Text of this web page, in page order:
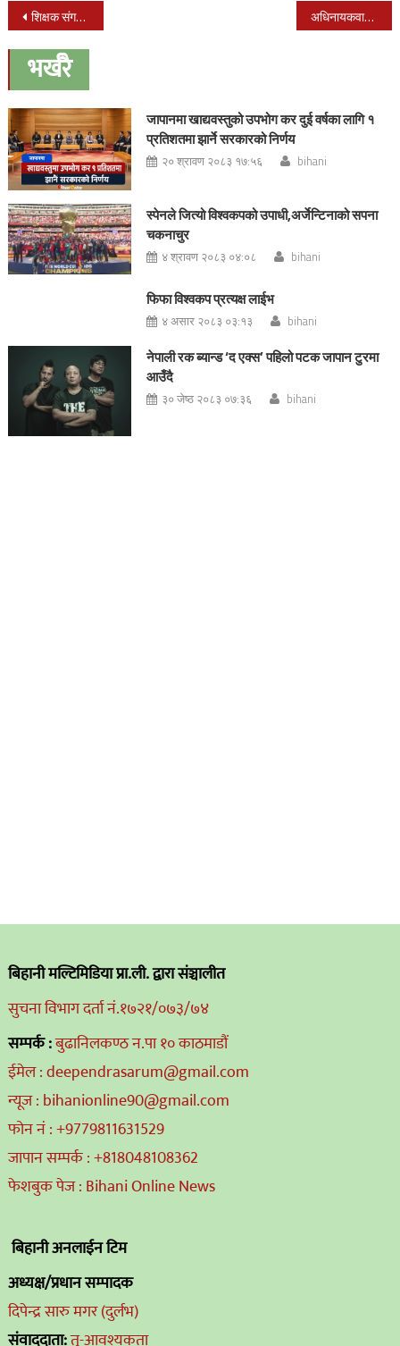
Post
navigation
शिक्षक संगठनको ऐतिहासिक कदम, दुई सय शिक्षकलाई सूचना प्रविधिको तालीम अधिनायकवाद आएको पुष्टि गर्न कांग्रेसलाई आेलीको चेतावनी
भर्खरै
जापानमा खाद्यवस्तुको उपभोग कर दुई वर्षका लागि १
प्रतिशतमा झार्ने सरकारको निर्णय
२० श्रावण २०८३ १७:५६ bihani
स्पेनले जित्यो विश्वकपको उपाधी,अर्जेन्टिनाको सपना
चकनाचुर
४ श्रावण २०८३ ०४:०८ bihani
फिफा विश्वकप प्रत्यक्ष लाईभ
४ असार २०८३ ०३:१३ bihani
नेपाली रक ब्यान्ड ‘द एक्स’ पहिलो पटक जापान टुरमा
आउँदै
३० जेष्ठ २०८३ ०७:३६ bihani
बिहानी मल्टिमिडिया प्रा.ली. द्वारा संञ्चालीत
सुचना विभाग दर्ता नं.१७२१/०७३/७४
सम्पर्क :बुढानिलकण्ठ न.पा १० काठमाडौं
ईमेल : deependrasarum@gmail.com
न्यूज : bihanionline90@gmail.com
फोन नं : +9779811631529
जापान सम्पर्क : +818048108362
फेशबुक पेज : Bihani Online News
बिहानी अनलाईन टिम
अध्यक्ष/प्रधान सम्पादक
दिपेन्द्र सारु मगर (दुर्लभ)